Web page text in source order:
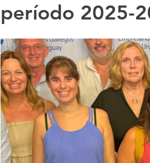
período 2025-